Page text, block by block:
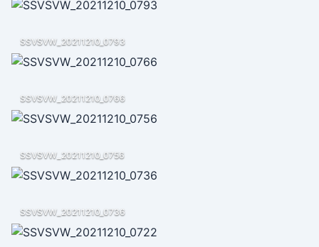
SSVSVW_20211210_0793
SSVSVW_20211210_0766
SSVSVW_20211210_0756
SSVSVW_20211210_0736